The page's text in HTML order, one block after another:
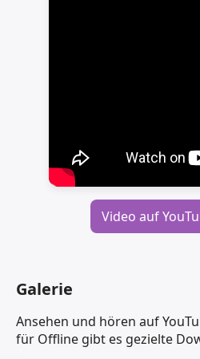
Video auf
Galerie
Ansehen und hören auf
für Offline gibt es gezielte